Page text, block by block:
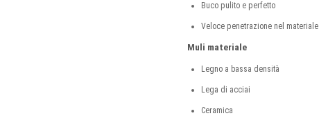
Buco pulito e perfetto
Veloce penetrazione nel materiale
Muli materiale
Legno a bassa densità
Lega di acciai
Ceramica